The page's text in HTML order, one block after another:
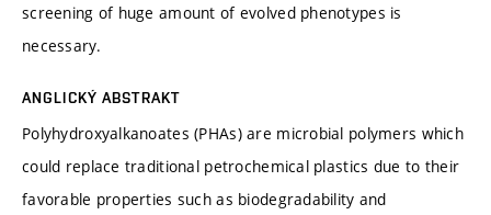
screening of huge amount of evolved phenotypes is
necessary.
ANGLICKÝ ABSTRAKT
Polyhydroxyalkanoates (PHAs) are microbial polymers which
could replace traditional petrochemical plastics due to their
favorable properties such as biodegradability and